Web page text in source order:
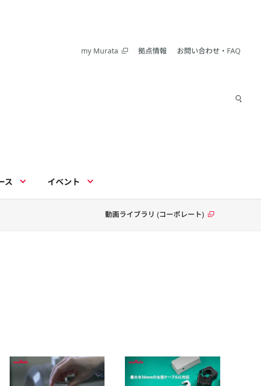
my Murata 拠点情報 お問い合わせ・FAQ
ス イベント
動画ライブラリ (コーポレート)